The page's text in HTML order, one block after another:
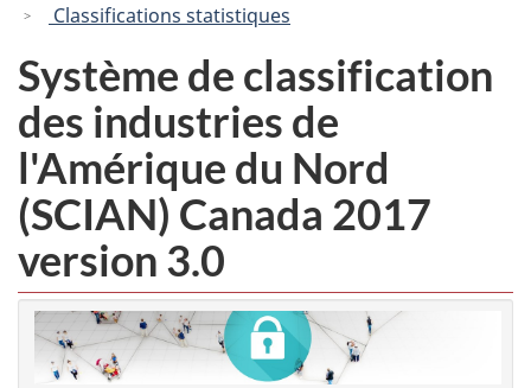
Classifications statistiques
Système de classification
des industries de
l'Amérique du Nord
(SCIAN) Canada 2017
version 3.0